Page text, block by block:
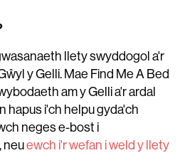
llety swyddogol a'r
y Gelli. Mae Find Me A Bed
am y Gelli a'r ardal
hapus i'ch helpu gyda'ch
neges e-bost i
, neuewch i'r wefan i weld y llety